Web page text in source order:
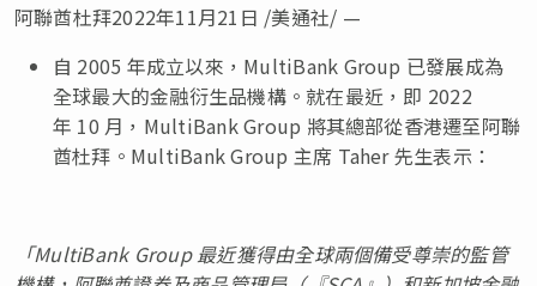
阿聯酋杜拜2022年11月21日 /美通社/ —
自 2005 年成立以來，MultiBank Group 已發展成為
全球最大的金融衍生品機構。就在最近，即 2022
年 10 月，MultiBank Group 將其總部從香港遷至阿聯
酋杜拜。MultiBank Group 主席 Taher 先生表示：
「MultiBank Group最近獲得由全球兩個備受尊崇的監管